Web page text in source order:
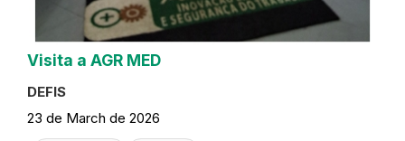
Visita a AGR MED
DEFIS
23 de March de 2026